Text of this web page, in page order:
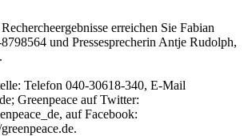
erreichen Sie Fabian
und Pressesprecherin Antje Rudolph,
Telefon 040-30618-340, E-Mail
Greenpeace auf Twitter:
auf Facebook: